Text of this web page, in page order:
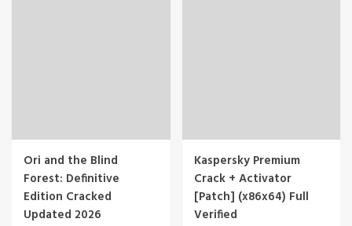
Ori and the Blind
Forest: Definitive
Edition Cracked
Updated 2026
Kaspersky Premium
Crack + Activator
[Patch] (x86x64) Full
Verified